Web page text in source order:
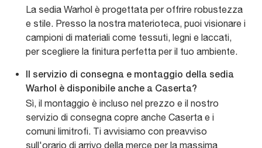
La sedia Warhol è progettata per offrire robustezza
e stile. Presso la nostra materioteca, puoi visionare i
campioni di materiali come tessuti, legni e laccati,
per scegliere la finitura perfetta per il tuo ambiente.
Il servizio di consegna e montaggio della sedia
Warhol è disponibile anche a Caserta?
Sì, il montaggio è incluso nel prezzo e il nostro
servizio di consegna copre anche Caserta e i
comuni limitrofi. Ti avvisiamo con preavviso
sull'orario di arrivo della merce per la massima